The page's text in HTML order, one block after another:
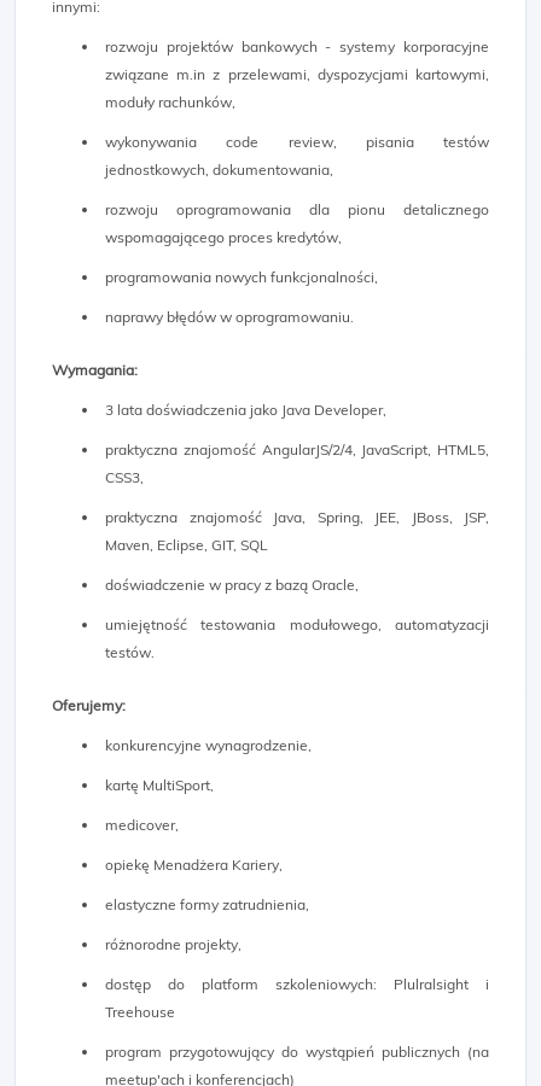
innymi:
rozwoju projektów bankowych - systemy korporacyjne
związane m.in z przelewami, dyspozycjami kartowymi,
moduły rachunków,
wykonywania code review, pisania testów
jednostkowych, dokumentowania,
rozwoju oprogramowania dla pionu detalicznego
wspomagającego proces kredytów,
programowania nowych funkcjonalności,
naprawy błędów w oprogramowaniu.
Wymagania:
3 lata doświadczenia jako Java Developer,
praktyczna znajomość AngularJS/2/4, JavaScript, HTML5,
CSS3,
praktyczna znajomość Java, Spring, JEE, JBoss, JSP,
Maven, Eclipse, GIT, SQL
doświadczenie w pracy z bazą Oracle,
umiejętność testowania modułowego, automatyzacji
testów.
Oferujemy:
konkurencyjne wynagrodzenie,
kartę MultiSport,
medicover,
opiekę Menadżera Kariery,
elastyczne formy zatrudnienia,
różnorodne projekty,
dostęp do platform szkoleniowych: Plulralsight i
Treehouse
program przygotowujący do wystąpień publicznych (na
meetup'ach i konferencjach)